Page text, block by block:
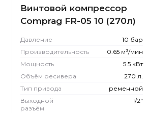
Винтовой компрессор
Comprag FR-05 10 (270л)
Давление
10 бар
Производительность
0.65 м³/мин
Мощность
5.5 кВт
Объём ресивера
270 л.
Тип привода
ременной
Выходной
разъём
1/2"